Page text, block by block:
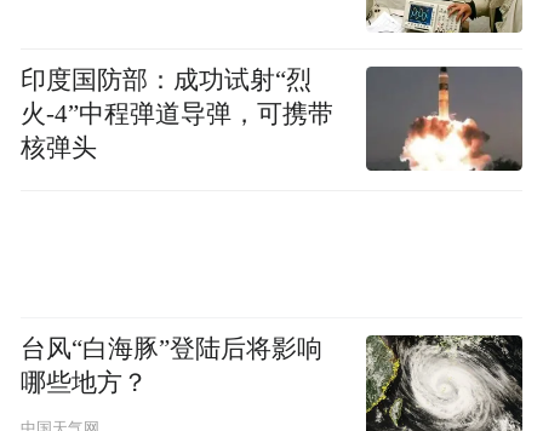
印度国防部：成功试射“烈
火-4”中程弹道导弹，可携带
核弹头
台风“白海豚”登陆后将影响
哪些地方？